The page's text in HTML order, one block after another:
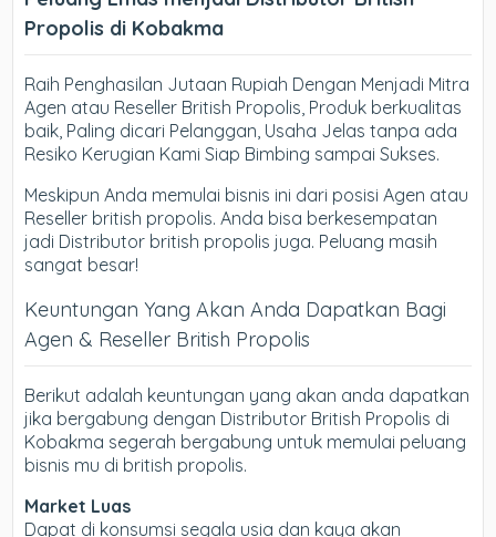
Propolis di Kobakma
Raih Penghasilan Jutaan Rupiah Dengan Menjadi Mitra
Agen atau Reseller British Propolis, Produk berkualitas
baik, Paling dicari Pelanggan, Usaha Jelas tanpa ada
Resiko Kerugian Kami Siap Bimbing sampai Sukses.
Meskipun Anda memulai bisnis ini dari posisi Agen atau
Reseller british propolis. Anda bisa berkesempatan
jadi Distributor british propolis juga. Peluang masih
sangat besar!
Keuntungan Yang Akan Anda Dapatkan Bagi
Agen & Reseller British Propolis
Berikut adalah keuntungan yang akan anda dapatkan
jika bergabung dengan Distributor British Propolis di
Kobakma segerah bergabung untuk memulai peluang
bisnis mu di british propolis.
Market Luas
Dapat di konsumsi segala usia dan kaya akan